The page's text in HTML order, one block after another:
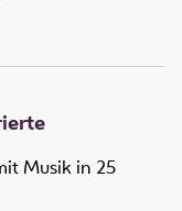
Musik in 25